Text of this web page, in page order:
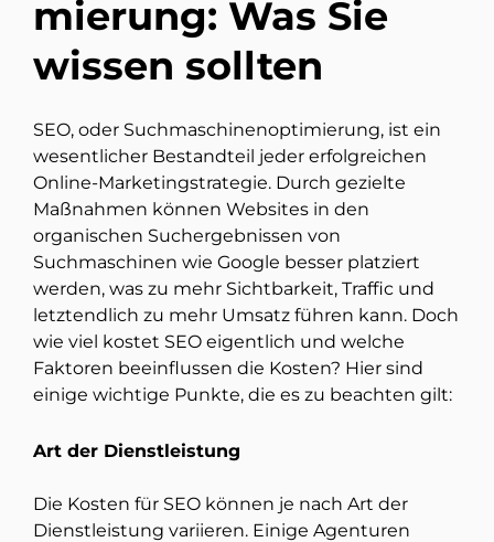
mierung: Was Sie
wissen sollten
SEO, oder Suchmaschinenoptimierung, ist ein
wesentlicher Bestandteil jeder erfolgreichen
Online-Marketingstrategie. Durch gezielte
Maßnahmen können Websites in den
organischen Suchergebnissen von
Suchmaschinen wie Google besser platziert
werden, was zu mehr Sichtbarkeit, Traffic und
letztendlich zu mehr Umsatz führen kann. Doch
wie viel kostet SEO eigentlich und welche
Faktoren beeinflussen die Kosten? Hier sind
einige wichtige Punkte, die es zu beachten gilt:
Art der Dienstleistung
Die Kosten für SEO können je nach Art der
Dienstleistung variieren. Einige Agenturen